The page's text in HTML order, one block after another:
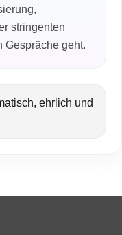
stringenten
Gespräche geht.
ehrlich und